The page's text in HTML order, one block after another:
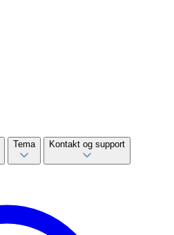
Tema Kontakt og support